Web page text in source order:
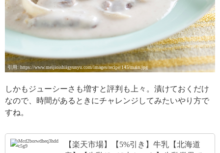
引用: https://www.meijioishiigyunyu.com/images/recipe/145/main.jpg
しかもジューシーさも増すと評判も上々。漬けておくだけ
なので、時間があるときにチャレンジしてみたいやり方で
すね。
【楽天市場】【5%引き】牛乳【北海道